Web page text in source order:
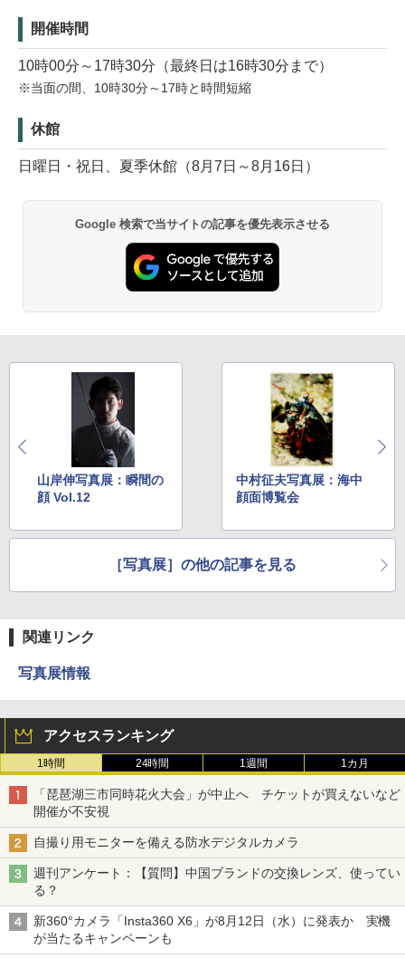
開催時間
10時00分～17時30分（最終日は16時30分まで）
※当面の間、10時30分～17時と時間短縮
休館
日曜日・祝日、夏季休館（8月7日～8月16日）
Google 検索で当サイトの記事を優先表示させる
山岸伸写真展：瞬間の
顔 Vol.12
中村征夫写真展：海中
顔面博覧会
［写真展］の他の記事を見る
関連リンク
写真展情報
アクセスランキング
1時間 24時間 1週間 1カ月
「琵琶湖三市同時花火大会」が中止へ チケットが買えないなど
開催が不安視
自撮り用モニターを備える防水デジタルカメラ
週刊アンケート：【質問】中国ブランドの交換レンズ、使ってい
る？
新360°カメラ「Insta360 X6」が8月12日（水）に発表か 実機
が当たるキャンペーンも